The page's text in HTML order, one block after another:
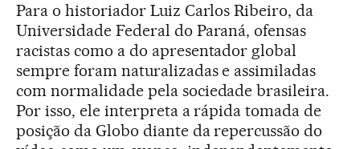
Para o historiador Luiz Carlos Ribeiro, da
Universidade Federal do Paraná, ofensas
racistas como a do apresentador global
sempre foram naturalizadas e assimiladas
com normalidade pela sociedade brasileira.
Por isso, ele interpreta a rápida tomada de
posição da Globo diante da repercussão do